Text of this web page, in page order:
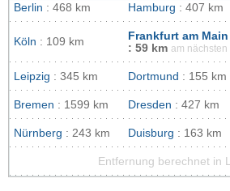
Berlin : 468 km Hamburg : 407 km
Köln : 109 km
Frankfurt am Main
: 59 km am nächsten
Leipzig : 345 km Dortmund : 155 km
Bremen : 1599 km Dresden : 427 km
Nürnberg : 243 km Duisburg : 163 km
Entfernung berechnet in